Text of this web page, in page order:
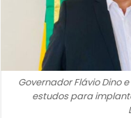
Governador Flávio Dino
estudos para